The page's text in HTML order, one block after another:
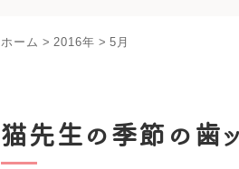
ホーム >2016年 >5月
猫先生の季節の歯